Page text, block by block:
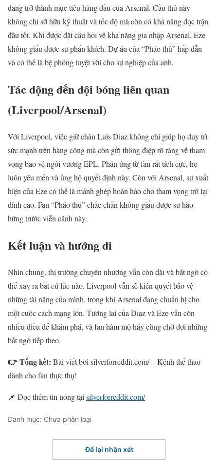
đang trở thành mục tiêu hàng đầu của Arsenal. Cầu thủ này
không chỉ sở hữu kỹ thuật và tốc độ mà còn có khả năng đọc trận
đấu tốt. Khi được đặt câu hỏi về khả năng gia nhập Arsenal, Eze
không giấu được sự phấn khích. Dự án của “Pháo thủ” hấp dẫn
và có thể là bệ phóng tuyệt vời cho sự nghiệp của anh.
Tác động đến đội bóng liên quan
(Liverpool/Arsenal)
Với Liverpool, việc giữ chân Luis Diaz không chỉ giúp họ duy trì
sức mạnh trên hàng công mà còn gửi thông điệp rõ ràng về tham
vọng bảo vệ ngôi vương EPL. Phản ứng từ fan rất tích cực, họ
luôn yêu mến và ủng hộ quyết định này. Còn với Arsenal, sự xuất
hiện của Eze có thể là mảnh ghép hoàn hảo cho tham vọng trở lại
đỉnh cao. Fan “Pháo thủ” chắc chắn không giấu được sự hào
hứng trước viễn cảnh này.
Kết luận và hướng đi
Nhìn chung, thị trường chuyển nhượng vẫn còn dài và bất ngờ có
thể xảy ra bất cứ lúc nào. Liverpool vẫn sẽ kiên quyết bảo vệ
những tài năng của mình, trong khi Arsenal đang chuẩn bị cho
một cuộc cách mạng lớn. Tương lai của Diaz và Eze vẫn còn
nhiều điều để khám phá, và fan hâm mộ hãy cùng chờ đợi những
bất ngờ tiếp theo.
👉 Tổng kết: Bài viết bởi silverforreddit.com/ – Kênh thể thao
dành cho fan thực thụ!
📌 Đọc thêm tin nóng tại silverforreddit.com/
Danh mục: Chưa phân loại
Để lại nhận xét